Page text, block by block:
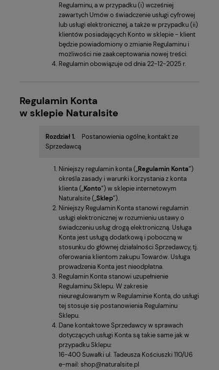
Regulaminu, a w przypadku (i) wcześniej
zawartych Umów o świadczenie usługi cyfrowej
lub usługi elektronicznej, a także w przypadku (ii)
klientów posiadających Konto w sklepie - klient
będzie powiadomiony o zmianie Regulaminu i
możliwości nie zaakceptowania nowej treści.
Regulamin obowiązuje od dnia 22-12-2025 r.
Regulamin Konta
w sklepie Naturalsite
Rozdział 1.
Postanowienia ogólne, kontakt ze
Sprzedawcą
Niniejszy regulamin konta („Regulamin Konta”)
określa zasady i warunki korzystania z konta
klienta („Konto”) w sklepie internetowym
Naturalsite („Sklep”).
Niniejszy Regulamin Konta stanowi regulamin
usługi elektronicznej w rozumieniu ustawy o
świadczeniu usług drogą elektroniczną. Usługa
Konta jest usługą dodatkową i poboczną w
stosunku do głównej działalności Sprzedawcy, tj.
oferowania klientom zakupu Towarów. Usługa
prowadzenia Konta jest nieodpłatna.
Regulamin Konta stanowi uzupełnienie
Regulaminu Sklepu. W zakresie
nieuregulowanym w Regulaminie Konta, do usługi
tej stosuje się postanowienia Regulaminu
Sklepu.
Dane kontaktowe Sprzedawcy w sprawach
dotyczących usługi Konta są takie same jak w
przypadku Sklepu:
16-400 Suwałki ul. Tadeusza Kościuszki 110/U6
e-mail: shop@naturalsite.pl